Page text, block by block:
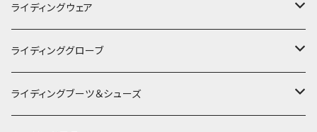
KUSHITANI
RSタイチ
アルパインスターズ
ライディングウェア
春夏ライディングジャケット
春夏ライディングパンツ
ライディンググローブ
オールシーズングローブ
ライディングブーツ＆シューズ